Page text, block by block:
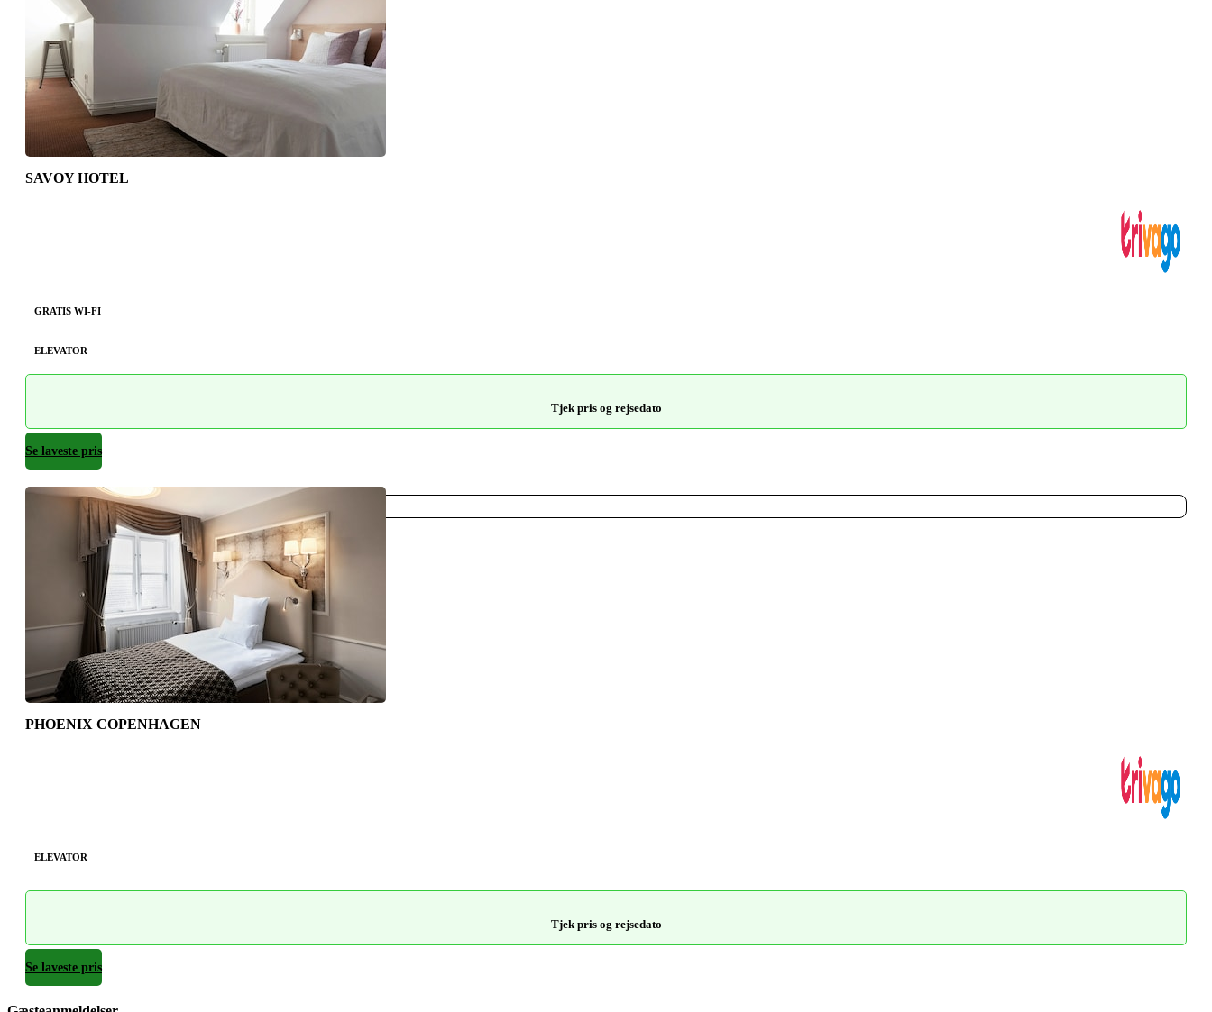
SAVOY HOTEL
GRATIS WI-FI
ELEVATOR
Tjek pris og rejsedato
Se laveste pris
København
PHOENIX COPENHAGEN
ELEVATOR
Tjek pris og rejsedato
Se laveste pris